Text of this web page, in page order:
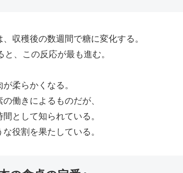
収穫後の数週間で糖に変化する。
、この反応が最も進む。
柔らかくなる。
働きによるものだが、
として知られている。
役割を果たしている。